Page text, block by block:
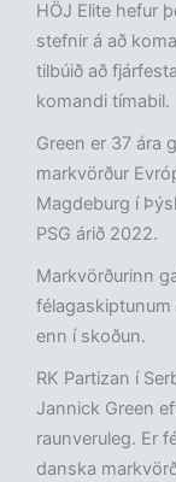
HÖJ Elite hefur
stefnir á að
tilbúið að
komandi tímabil.
Green er 37 ára
markvörður
Magdeburg í
PSG árið 2022.
Markvörðurinn
enn í skoðun.
RK Partizan í
Jannick Green
raunveruleg. Er
danska